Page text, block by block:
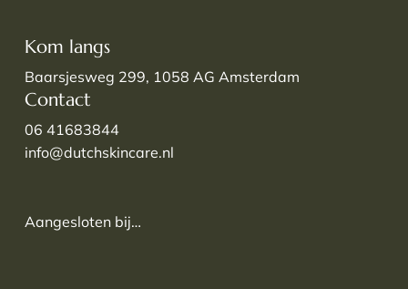
Kom langs
Baarsjesweg 299, 1058 AG Amsterdam
Contact
06 41683844
info@dutchskincare.nl
Aangesloten bij…